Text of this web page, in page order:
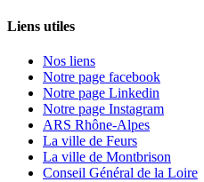
Liens utiles
Nos liens
Notre page facebook
Notre page Linkedin
Notre page Instagram
ARS Rhône-Alpes
La ville de Feurs
La ville de Montbrison
Conseil Général de la Loire